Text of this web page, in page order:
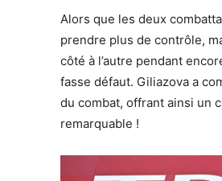
Alors que les deux
prendre plus de contrôle,
côté à l’autre pendant
fasse défaut. Giliazova a
du combat, offrant ainsi un
remarquable !